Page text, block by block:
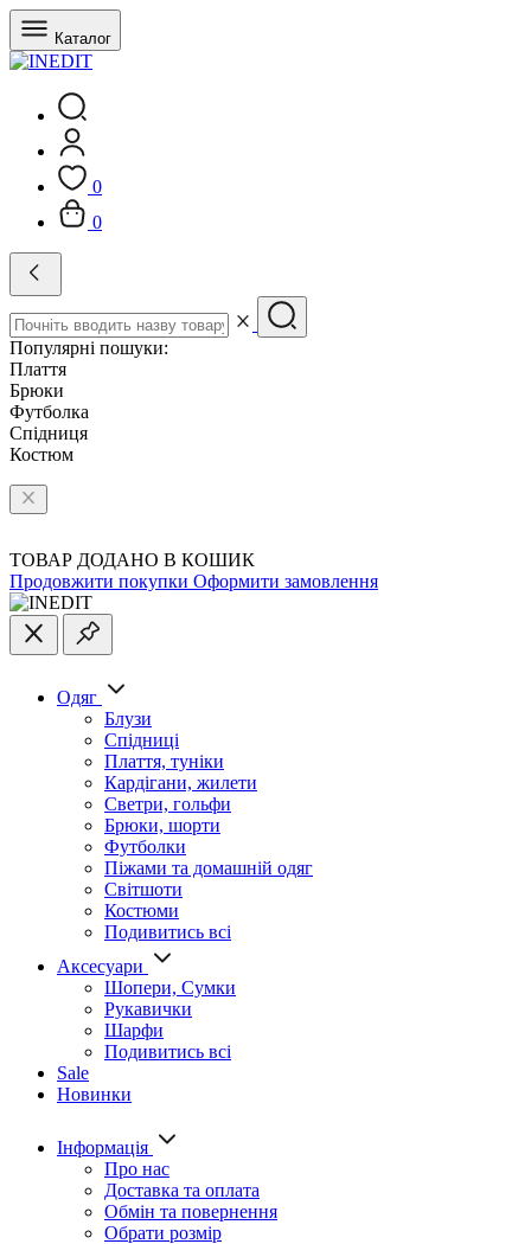
Каталог
0
0
Популярні пошуки:
Плаття
Брюки
Футболка
Спідниця
Костюм
ТОВАР ДОДАНО В КОШИК
Продовжити покупки Оформити замовлення
Одяг
Блузи
Спідниці
Плаття, туніки
Кардігани, жилети
Светри, гольфи
Брюки, шорти
Футболки
Піжами та домашній одяг
Світшоти
Костюми
Подивитись всі
Аксесуари
Шопери, Сумки
Рукавички
Шарфи
Подивитись всі
Sale
Новинки
Інформація
Про нас
Доставка та оплата
Обмін та повернення
Обрати розмір